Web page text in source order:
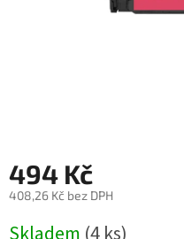
494 Kč
408,26 Kč bez DPH